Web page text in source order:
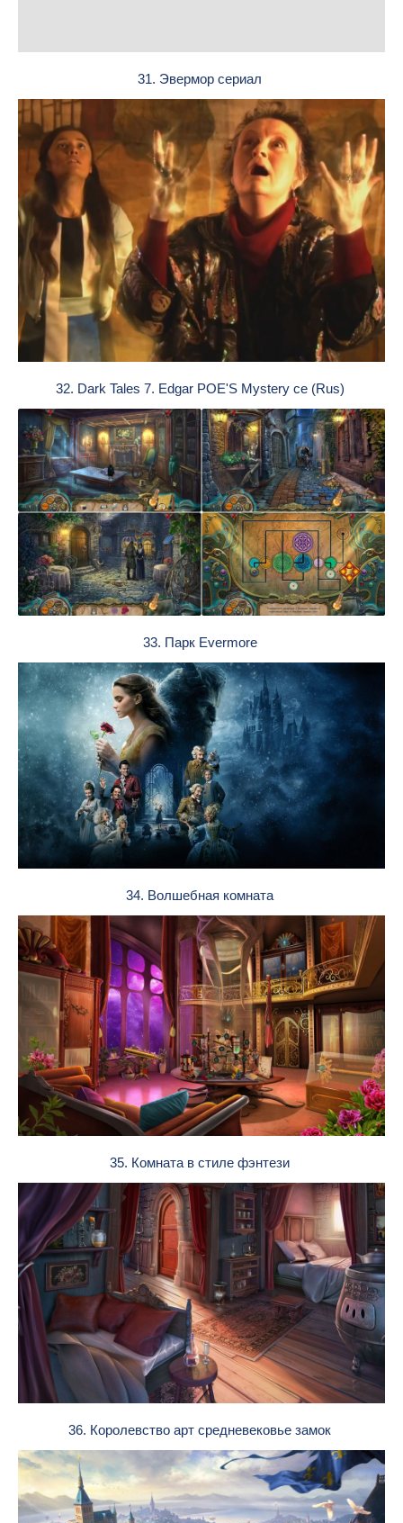
31. Эвермор сериал
32. Dark Tales 7. Edgar POE'S Mystery ce (Rus)
33. Парк Evermore
34. Волшебная комната
35. Комната в стиле фэнтези
36. Королевство арт средневековье замок